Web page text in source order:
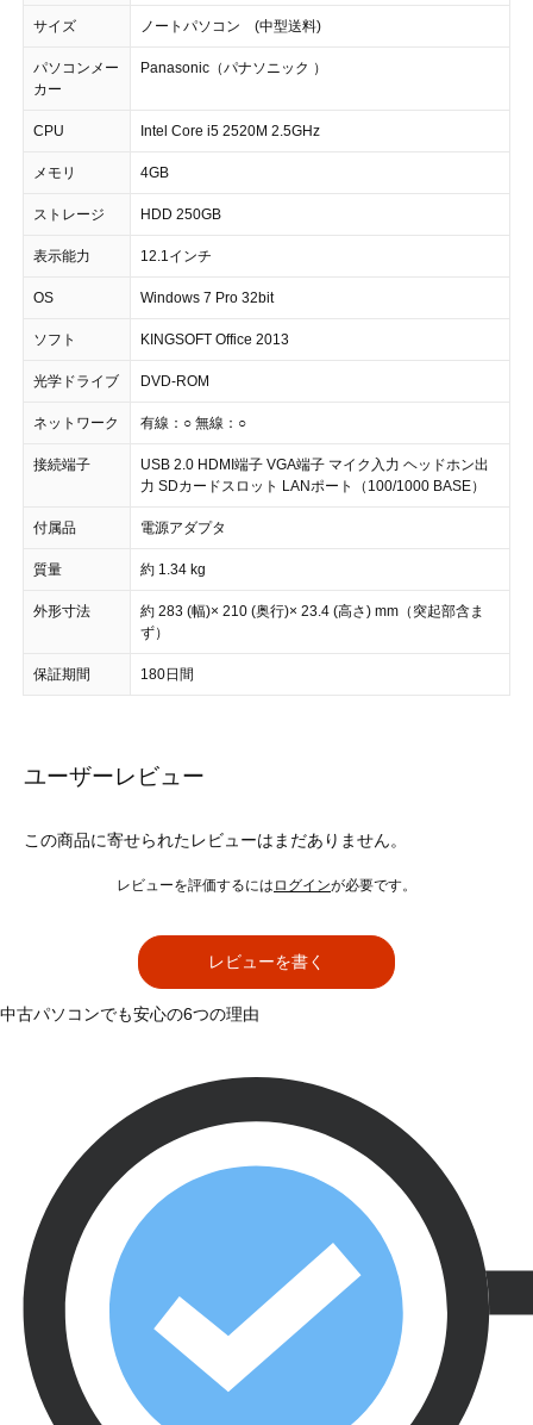
サイズ ノートパソコン (中型送料)
パソコンメー
カー
Panasonic（パナソニック ）
CPU Intel Core i5 2520M 2.5GHz
メモリ 4GB
ストレージ HDD 250GB
表示能力 12.1インチ
OS Windows 7 Pro 32bit
ソフト KINGSOFT Office 2013
光学ドライブ DVD-ROM
ネットワーク 有線：○ 無線：○
接続端子
USB 2.0 HDMI端子 VGA端子 マイク入力 ヘッドホン出
力 SDカードスロット LANポート（100/1000 BASE）
付属品 電源アダプタ
質量 約 1.34 kg
外形寸法
約 283 (幅)× 210 (奥行)× 23.4 (高さ) mm（突起部含ま
ず）
保証期間 180日間
ユーザーレビュー
この商品に寄せられたレビューはまだありません。
レビューを評価するには ログインが必要です。
レビューを書く
中古パソコンでも安心の6つの理由